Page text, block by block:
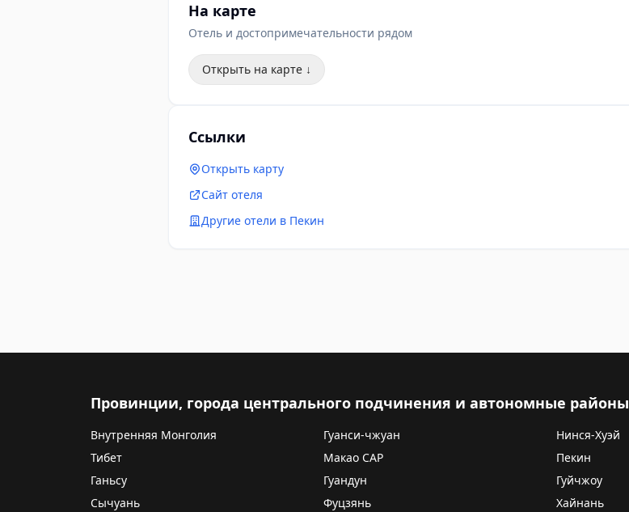
На карте
Отель и достопримечательности рядом
Открыть на карте ↓
Ссылки
Открыть карту
Сайт отеля
Другие отели в Пекин
Провинции, города центрального подчинения и автономные районы
Внутренняя Монголия Гуанси-чжуан Нинся-Хуэй
Тибет
Макао САР Пекин
Ганьсу
Гуандун Гуйчжоу
Сычуань
Фуцзянь Хайнань